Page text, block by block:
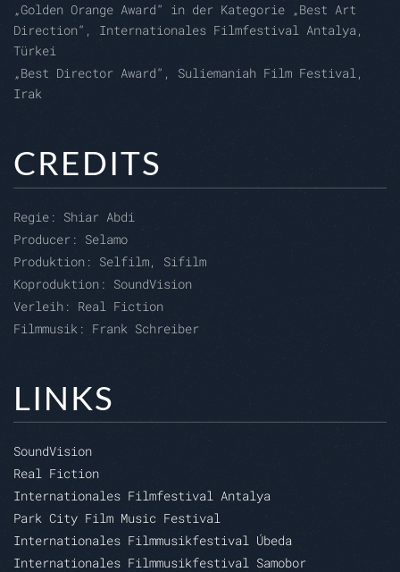
„Golden Orange Award“ in der Kategorie „Best Art
Direction“, Internationales Filmfestival Antalya,
Türkei
„Best Director Award“, Suliemaniah Film Festival,
Irak
CREDITS
Regie: Shiar Abdi
Producer: Selamo
Produktion: Selfilm, Sifilm
Koproduktion: SoundVision
Verleih: Real Fiction
Filmmusik: Frank Schreiber
LINKS
SoundVision
Real Fiction
Internationales Filmfestival Antalya
Park City Film Music Festival
Internationales Filmmusikfestival Úbeda
Internationales Filmmusikfestival Samobor